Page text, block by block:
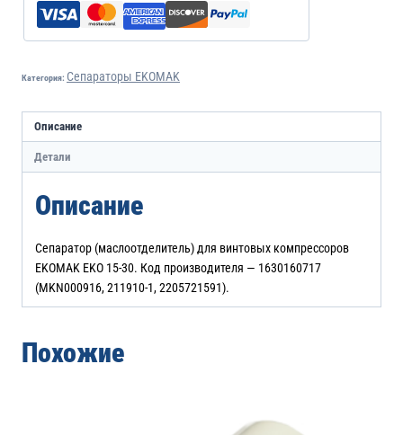
Категория: Сепараторы EKOMAK
Описание
Детали
Описание
Сепаратор (маслоотделитель) для винтовых компрессоров
EKOMAK EKO 15-30. Код производителя — 1630160717
(MKN000916, 211910-1, 2205721591).
Похожие